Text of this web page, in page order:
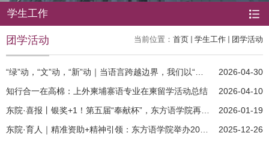
学生工作
当前位置： 首页 学生工作 团学活动
团学活动
“绿”动，“文”动，“新”动｜当语言跨越边界，我们以“五文”...
2026-04-30
知行合一在高棉：上外柬埔寨语专业在柬留学活动总结
2026-04-10
东院·喜报丨银奖+1！第五届“奉献杯”，东方语学院再获佳绩！
2026-01-19
东院·育人｜精准资助+精神引领：东方语学院举办2025年冬季慰问座...
2025-12-26